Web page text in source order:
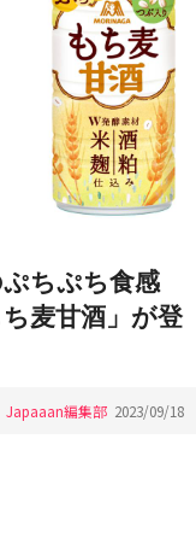
ぷちぷち食感
麦甘酒」が登
Japaaan編集部 2023/09/18